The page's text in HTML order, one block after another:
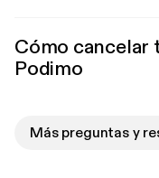
Cómo cancelar
Podimo
Más preguntas y